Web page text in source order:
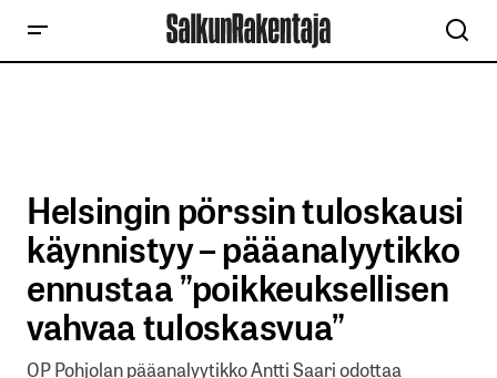
Helsingin pörssin tuloskausi
käynnistyy – pääanalyytikko
ennustaa ”poikkeuksellisen
vahvaa tuloskasvua”
OP Pohjolan pääanalyytikko Antti Saari odottaa